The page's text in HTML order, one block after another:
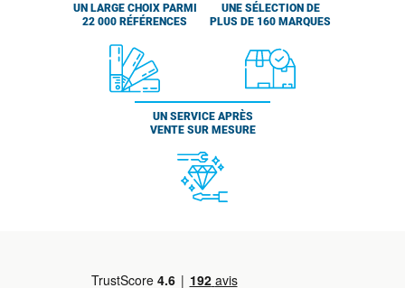
UN LARGE CHOIX PARMI
22 000 RÉFÉRENCES
UNE SÉLECTION DE
PLUS DE 160 MARQUES
UN SERVICE APRÈS
VENTE SUR MESURE